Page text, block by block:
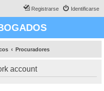
Identificarse
Registrarse
Procuradores
account